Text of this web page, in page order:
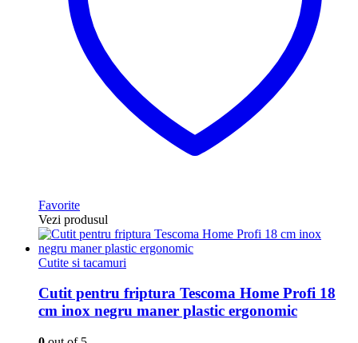
Favorite
Vezi produsul
Cutite si tacamuri
Cutit pentru friptura Tescoma Home Profi 18
cm inox negru maner plastic ergonomic